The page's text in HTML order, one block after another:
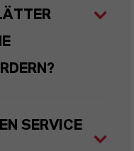
SERVICE